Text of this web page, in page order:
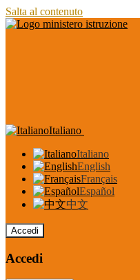
Salta al contenuto
Italiano
Italiano
English
Français
Español
中文
Accedi
Accedi